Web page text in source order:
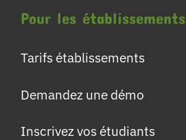
Pour les établissements
Tarifs établissements
Demandez une démo
Inscrivez vos étudiants